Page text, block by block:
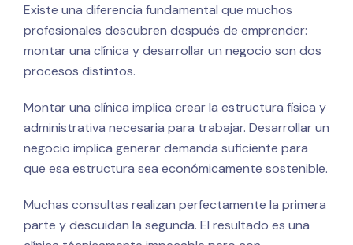
Existe una diferencia fundamental que muchos
profesionales descubren después de emprender:
montar una clínica y desarrollar un negocio son dos
procesos distintos.
Montar una clínica implica crear la estructura física y
administrativa necesaria para trabajar. Desarrollar un
negocio implica generar demanda suficiente para
que esa estructura sea económicamente sostenible.
Muchas consultas realizan perfectamente la primera
parte y descuidan la segunda. El resultado es una